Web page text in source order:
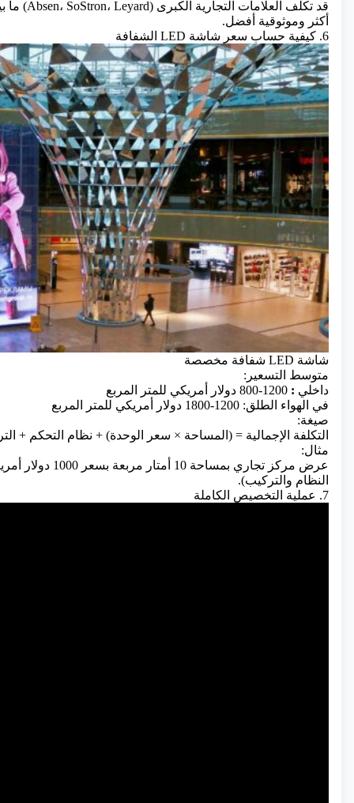
أكثر وموثوقية أفضل.
6. كيفية حساب سعر شاشة LED الشفافة
شاشة LED شفافة مخصصة
متوسط ​​التسعير:
داخلي :
في الهواء الطلق: 1200-1800 دولار أمريكي للمتر المربع
صيغة:
التكلفة الإجمالية = (المساحة × سعر الوحدة) + نظام التحكم +
مثال:
النظام والتركيب).
7. عملية التخصيص الكاملة